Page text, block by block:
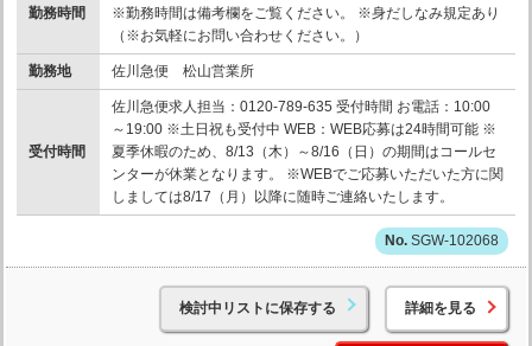
勤務時間
※勤務時間は備考欄をご覧ください。 ※身だしなみ規定あり
（※お気軽にお問い合わせください。）
勤務地 佐川急便 松山営業所
受付時間
佐川急便求人担当：0120-789-635 受付時間 お電話：10:00
～19:00 ※土日祝も受付中 WEB：WEB応募は24時間可能 ※
夏季休暇のため、8/13（木）～8/16（日）の期間はコールセ
ンターが休業となります。 ※WEBでご応募いただいた方に関
しましては8/17（月）以降に随時ご連絡いたします。
SGW-102068
検討中リストに保存する 詳細を見る